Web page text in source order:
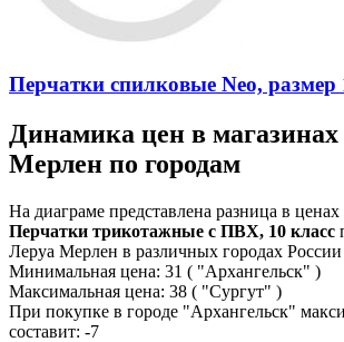
Перчатки спилковые Neo, размер
Динамика цен в
Мерлен по городам
На диаграме представлена разница в ценах
Перчатки трикотажные с ПВХ, 10 класс
Леруа Мерлен в различных городах России
Минимальная цена: 31 ( "Архангельск" )
Максимальная цена: 38 ( "Сургут" )
При покупке в городе "Архангельск"
составит: -7